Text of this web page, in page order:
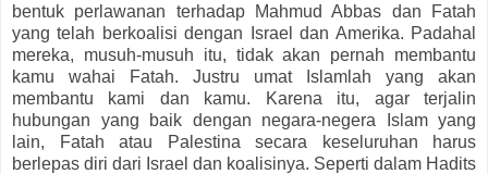
bentuk perlawanan terhadap Mahmud Abbas dan Fatah
yang telah berkoalisi dengan Israel dan Amerika. Padahal
mereka, musuh-musuh itu, tidak akan pernah membantu
kamu wahai Fatah. Justru umat Islamlah yang akan
membantu kami dan kamu. Karena itu, agar terjalin
hubungan yang baik dengan negara-negera Islam yang
lain, Fatah atau Palestina secara keseluruhan harus
berlepas diri dari Israel dan koalisinya. Seperti dalam Hadits